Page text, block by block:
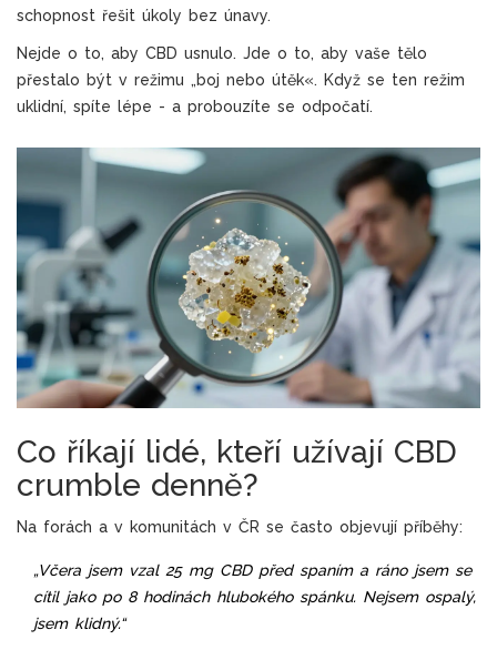
schopnost řešit úkoly bez únavy.
Nejde o to, aby CBD usnulo. Jde o to, aby vaše tělo
přestalo být v režimu „boj nebo útěk«. Když se ten režim
uklidní, spíte lépe - a probouzíte se odpočatí.
Co říkají lidé, kteří užívají CBD
crumble denně?
Na forách a v komunitách v ČR se často objevují příběhy:
„Včera jsem vzal 25 mg CBD před spaním a ráno jsem se
cítil jako po 8 hodinách hlubokého spánku. Nejsem ospalý,
jsem klidný.“